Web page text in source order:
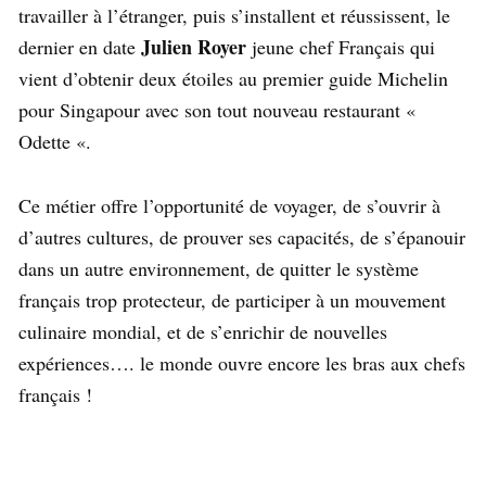
travailler à l’étranger, puis s’installent et réussissent, le
dernier en date Julien Royer jeune chef Français qui
vient d’obtenir deux étoiles au premier guide Michelin
pour Singapour avec son tout nouveau restaurant «
Odette «.
Ce métier offre l’opportunité de voyager, de s’ouvrir à
d’autres cultures, de prouver ses capacités, de s’épanouir
dans un autre environnement, de quitter le système
français trop protecteur, de participer à un mouvement
culinaire mondial, et de s’enrichir de nouvelles
expériences…. le monde ouvre encore les bras aux chefs
français !